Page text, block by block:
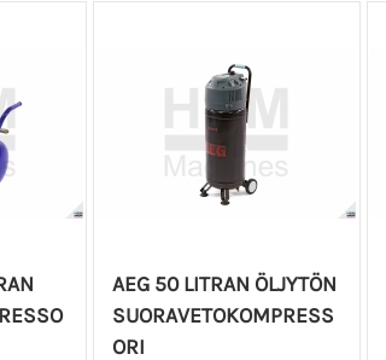
AEG 50 LITRAN ÖLJYTÖN
SUORAVETOKOMPRESS
ORI